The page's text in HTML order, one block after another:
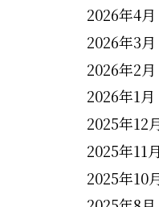
2026年4月
2026年3月
2026年2月
2026年1月
2025年12
2025年11月
2025年10